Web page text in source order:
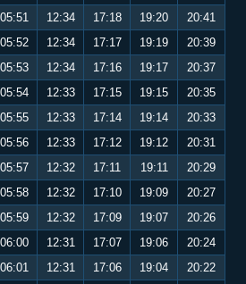
05:51 12:34 17:18 19:20
20:41
05:52 12:34 17:17 19:19
20:39
05:53 12:34 17:16 19:17
20:37
05:54 12:33 17:15 19:15
20:35
05:55 12:33 17:14 19:14
20:33
05:56 12:33 17:12 19:12
20:31
05:57 12:32 17:11 19:11
20:29
05:58 12:32 17:10 19:09
20:27
05:59 12:32 17:09 19:07
20:26
06:00 12:31 17:07 19:06
20:24
06:01 12:31 17:06 19:04
20:22